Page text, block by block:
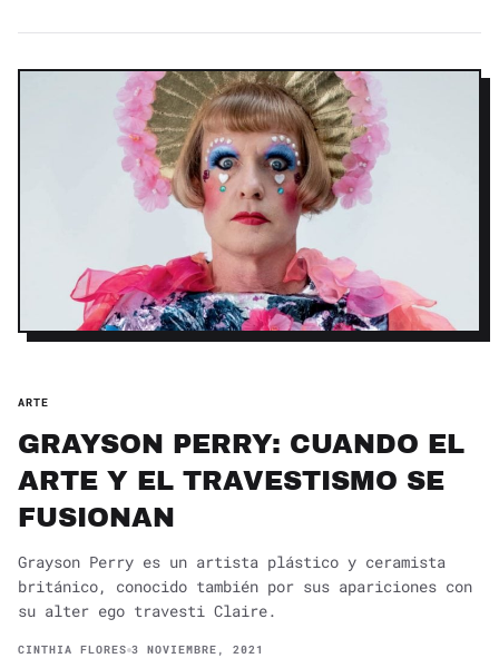
ARTE
GRAYSON PERRY: CUANDO EL
ARTE Y EL TRAVESTISMO SE
FUSIONAN
Grayson Perry es un artista plástico y ceramista
británico, conocido también por sus apariciones con
su alter ego travesti Claire.
CINTHIA FLORES 3 NOVIEMBRE, 2021